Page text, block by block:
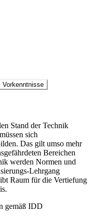
Vorkenntnisse
Stand der Technik
sich
Das gilt umso mehr
Bereichen
werden Normen und
Lehrgang
Raum für die Vertiefung
gemäß IDD